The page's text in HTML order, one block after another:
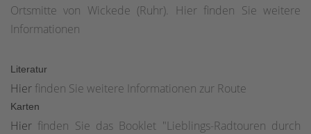
Ortsmitte von Wickede (Ruhr). Hier finden Sie weitere
Informationen
Literatur
Hier finden Sie weitere Informationen zur Route
Karten
Hier finden Sie das Booklet "Lieblings-Radtouren durch